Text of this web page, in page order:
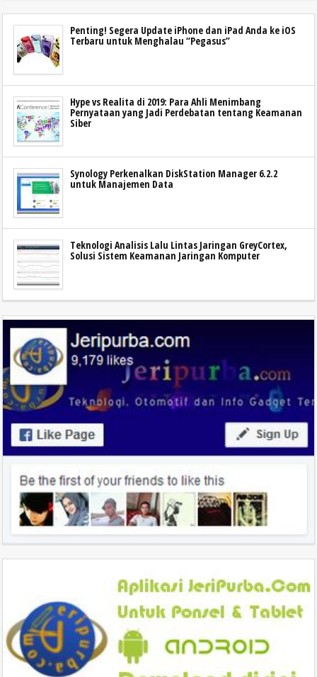
Penting! Segera Update iPhone dan iPad Anda ke iOS
Terbaru untuk Menghalau “Pegasus”
Hype vs Realita di 2019: Para Ahli Menimbang
Pernyataan yang Jadi Perdebatan tentang Keamanan
Siber
Synology Perkenalkan DiskStation Manager 6.2.2
untuk Manajemen Data
Teknologi Analisis Lalu Lintas Jaringan GreyCortex,
Solusi Sistem Keamanan Jaringan Komputer